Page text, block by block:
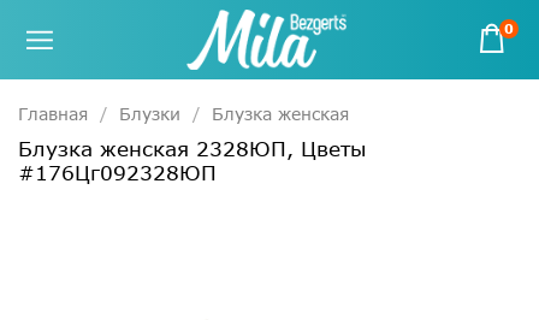
0
Главная Блузки Блузка женская
Блузка женская 2328ЮП, Цветы
#176Цг092328ЮП